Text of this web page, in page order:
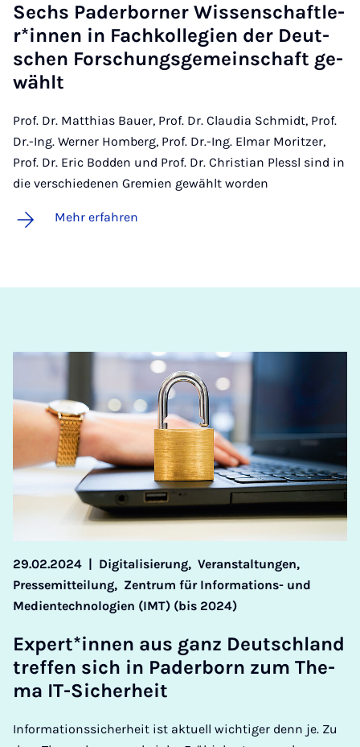
Sechs Pa­der­bor­ner Wis­sen­schaft­le­
r*in­nen in Fach­kol­le­gi­en der Deut­
schen For­schungs­ge­mein­schaft ge­
wählt
Prof. Dr. Matthias Bauer, Prof. Dr. Claudia Schmidt, Prof.
Dr.-Ing. Werner Homberg, Prof. Dr.-Ing. Elmar Moritzer,
Prof. Dr. Eric Bodden und Prof. Dr. Christian Plessl sind in
die verschiedenen Gremien gewählt worden
Mehr erfahren
29.02.2024 | Digitalisierung, Veranstaltungen,
Pressemitteilung, Zentrum für Informations- und
Medientechnologien (IMT) (bis 2024)
Ex­per­t*in­nen aus ganz Deut­sch­land
tref­fen sich in Pa­der­born zum The­
ma IT-Si­cher­heit
Informationssicherheit ist aktuell wichtiger denn je. Zu